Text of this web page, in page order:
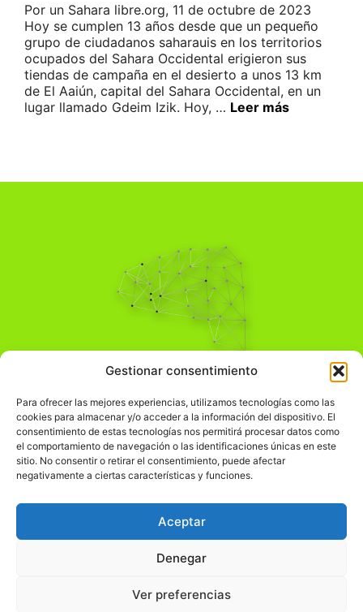
Gestionar consentimiento
Para ofrecer las mejores experiencias, utilizamos tecnologías como las
cookies para almacenar y/o acceder a la información del dispositivo. El
consentimiento de estas tecnologías nos permitirá procesar datos como
el comportamiento de navegación o las identificaciones únicas en este
sitio. No consentir o retirar el consentimiento, puede afectar
negativamente a ciertas características y funciones.
Aceptar
Denegar
Ver preferencias
Por un Sahara libre.org, 11 de octubre de 2023
Hoy se cumplen 13 años desde que un pequeño
grupo de ciudadanos saharauis en los territorios
ocupados del Sahara Occidental erigieron sus
tiendas de campaña en el desierto a unos 13 km
de El Aaiún, capital del Sahara Occidental, en un
lugar llamado Gdeim Izik. Hoy, … Leer más
Pensamiento Crítico
Comprender el mundo para transformarlo.
Información Legal
჻Política de privacidad
Política de cookies